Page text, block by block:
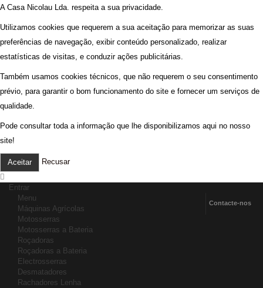
A Casa Nicolau Lda. respeita a sua privacidade.
Utilizamos cookies que requerem a sua aceitação para memorizar as suas
preferências de navegação, exibir conteúdo personalizado, realizar
estatísticas de visitas, e conduzir ações publicitárias.
Também usamos cookies técnicos, que não requerem o seu consentimento
prévio, para garantir o bom funcionamento do site e fornecer um serviços de
qualidade.
Pode consultar toda a informação que lhe disponibilizamos aqui no nosso
site!
Aceitar Recusar
Entrar
Contacte-nos
Menu
Máquinas Agrícolas
Motosserras
Motosserras a Bateria
Roçadoras
Roçadoras a Bateria
Electrosserras
Desmatadores
Rachadores Lenha